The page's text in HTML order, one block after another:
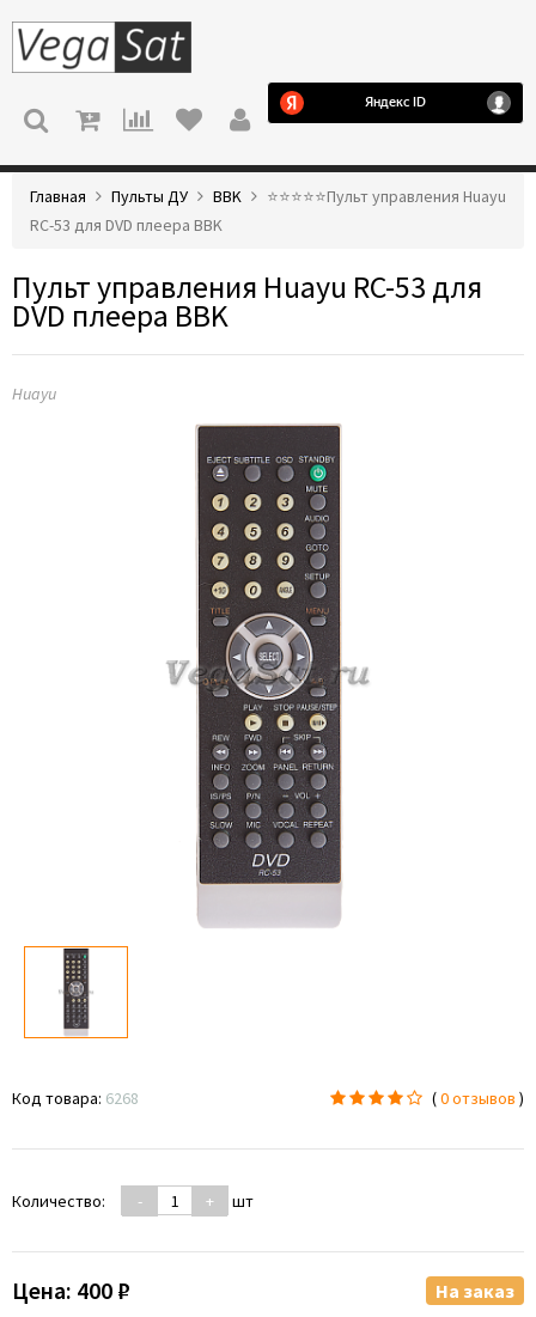
МЕНЮ
Главная Пульты ДУ BBK
⭐️⭐️⭐️⭐️⭐️Пульт управления Huayu
RC-53 для DVD плеера BBK
Пульт управления Huayu RC-53 для
DVD плеера BBK
Huayu
Код товара: 6268 (0 отзывов )
Количество: - + шт
Цена: 400 ₽ На заказ